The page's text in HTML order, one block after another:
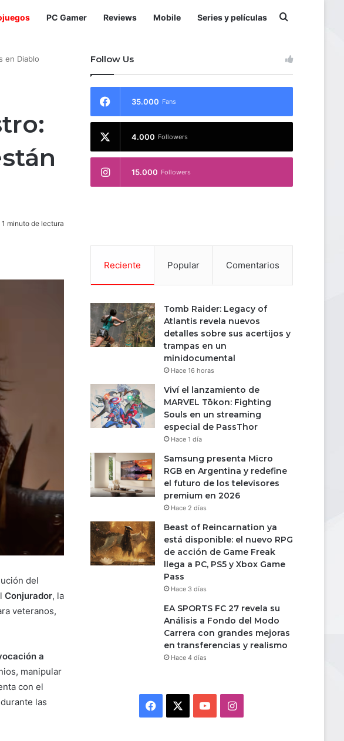
PC Gamer Reviews Mobile Series y películas
en Diablo
1 minuto de lectura
del
Conjurador, la
veteranos,
a
manipular
con el
las
Follow Us
35.000 Fans
4.000 Followers
15.000 Followers
Reciente Popular Comentarios
Tomb Raider: Legacy of
Atlantis revela nuevos
detalles sobre sus acertijos y
trampas en un
minidocumental
Hace 16 horas
Viví el lanzamiento de
MARVEL Tōkon: Fighting
Souls en un streaming
especial de PassThor
Hace 1 día
Samsung presenta Micro
RGB en Argentina y redefine
el futuro de los televisores
premium en 2026
Hace 2 días
Beast of Reincarnation ya
está disponible: el nuevo RPG
de acción de Game Freak
llega a PC, PS5 y Xbox Game
Pass
Hace 3 días
EA SPORTS FC 27 revela su
Análisis a Fondo del Modo
Carrera con grandes mejoras
en transferencias y realismo
Hace 4 días
Facebook YouTubeInstagram